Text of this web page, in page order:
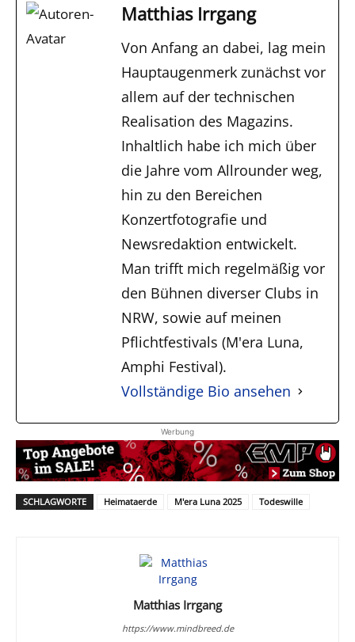
Matthias Irrgang
Von Anfang an dabei, lag mein
Hauptaugenmerk zunächst vor
allem auf der technischen
Realisation des Magazins.
Inhaltlich habe ich mich über
die Jahre vom Allrounder weg,
hin zu den Bereichen
Konzertfotografie und
Newsredaktion entwickelt.
Man trifft mich regelmäßig vor
den Bühnen diverser Clubs in
NRW, sowie auf meinen
Pflichtfestivals (M'era Luna,
Amphi Festival).
Vollständige Bio ansehen
Werbung
SCHLAGWORTE Heimataerde M'era Luna 2025 Todeswille
Matthias Irrgang
https://www.mindbreed.de